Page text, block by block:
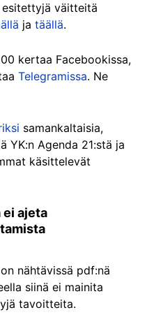
esitettyjä väitteitä
ja täällä.
kertaa Facebookissa,
Telegramissa. Ne
samankaltaisia,
YK:n Agenda 21:stä ja
käsittelevät
ei ajeta
nähtävissä pdf:nä
siinä ei mainita
tavoitteita.